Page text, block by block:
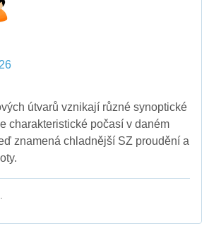
útvarů vznikají různé synoptické
charakteristické počasí v daném
znamená chladnější SZ proudění a